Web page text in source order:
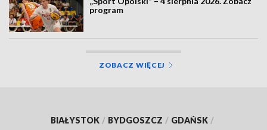
program
ZOBACZ WIĘCEJ
BIAŁYSTOK / BYDGOSZCZ / GDAŃSK /